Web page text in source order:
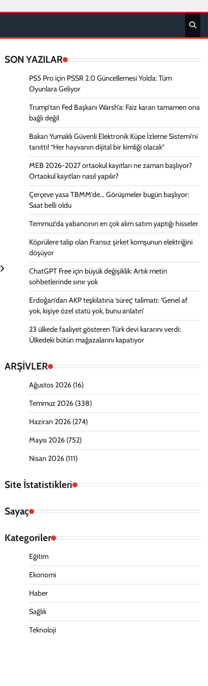
SON YAZILAR
PS5 Pro için PSSR 2.0 Güncellemesi Yolda: Tüm
Oyunlara Geliyor
Trump’tan Fed Başkanı Warsh’a: Faiz kararı tamamen ona
bağlı değil
Bakan Yumaklı Güvenli Elektronik Küpe İzleme Sistemi’ni
tanıttı! “Her hayvanın dijital bir kimliği olacak”
MEB 2026-2027 ortaokul kayıtları ne zaman başlıyor?
Ortaokul kayıtları nasıl yapılır?
Çerçeve yasa TBMM’de… Görüşmeler bugün başlıyor:
Saat belli oldu
Temmuz’da yabancının en çok alım satım yaptığı hisseler
Köprülere talip olan Fransız şirket komşunun elektriğini
döşüyor
ChatGPT Free için büyük değişiklik: Artık metin
sohbetlerinde sınır yok
Erdoğan’dan AKP teşkilatına ‘süreç’ talimatı: ‘Genel af
yok, kişiye özel statü yok, bunu anlatın’
23 ülkede faaliyet gösteren Türk devi kararını verdi:
Ülkedeki bütün mağazalarını kapatıyor
ARŞİVLER
Ağustos 2026(16)
Temmuz 2026(338)
Haziran 2026(274)
Mayıs 2026(752)
Nisan 2026(111)
Site İstatistikleri
Sayaç
Kategoriler
Eğitim
Ekonomi
Haber
Sağlık
Teknoloji